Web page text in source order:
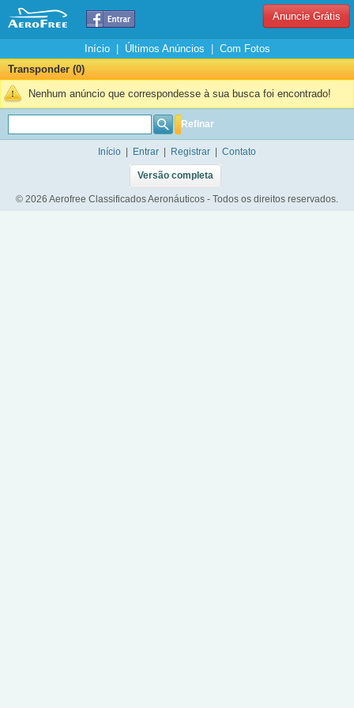
Anuncie Grátis
Início| Últimos Anúncios
Com Fotos
Transponder (0)
Nenhum anúncio que correspondesse à sua busca foi encontrado!
Refinar
Início Entrar Registrar Contato
Versão completa
© 2026 Aerofree Classificados Aeronáuticos - Todos os direitos reservados.